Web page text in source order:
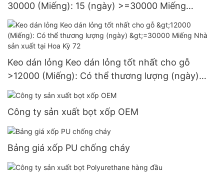
30000 (Miếng): 15 (ngày) >=30000 Miếng
Nguồn cung cấp 3 đô la Mỹ
Keo dán lỏng Keo dán lỏng tốt nhất cho gỗ
>12000 (Miếng): Có thể thương lượng (ngày)
>=30000 Miếng Nhà sản xuất tại Hoa Kỳ 72
Công ty sản xuất bọt xốp OEM
Bảng giá xốp PU chống cháy